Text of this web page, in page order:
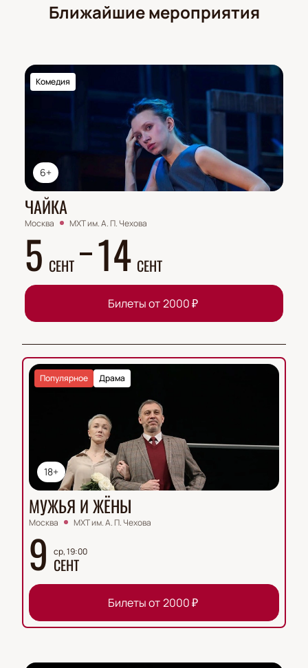
Ближайшие мероприятия
6+
Комедия
ЧАЙКА
Москва МХТ им. А. П. Чехова
5 СЕНТ 14 СЕНТ
Билеты от 2000₽
18+
Драма
Популярное
МУЖЬЯ И ЖЁНЫ
Москва МХТ им. А. П. Чехова
9 ср, 19:00
СЕНТ
Билеты от 2000₽